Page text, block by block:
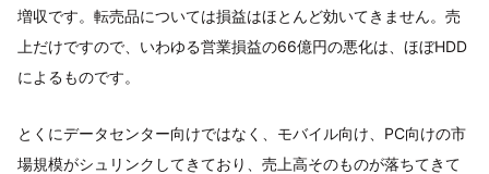
増収です。転売品については損益はほとんど効いてきません。売
上だけですので、いわゆる営業損益の66億円の悪化は、ほぼHDD
によるものです。
とくにデータセンター向けではなく、モバイル向け、PC向けの市
場規模がシュリンクしてきており、売上高そのものが落ちてきて